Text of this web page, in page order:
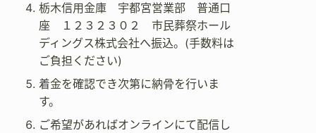
栃木信用金庫 宇都宮営業部 普通口
座 １２３２３０２ 市民葬祭ホール
ディングス株式会社へ振込。(手数料は
ご負担ください)
着金を確認でき次第に納骨を行いま
す。
ご希望があればオンラインにて配信し